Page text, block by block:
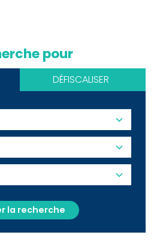
pour
DÉFISCALISER
la recherche